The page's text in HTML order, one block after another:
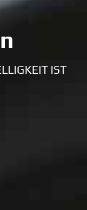
IST